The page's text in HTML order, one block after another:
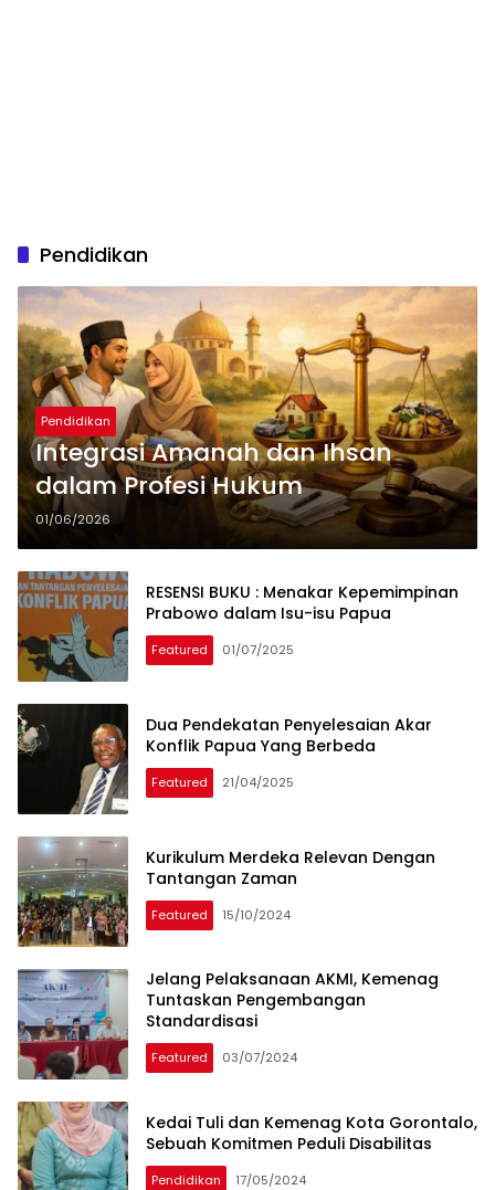
Pendidikan
Pendidikan
Integrasi Amanah dan Ihsan
dalam Profesi Hukum
01/06/2026
RESENSI BUKU : Menakar Kepemimpinan
Prabowo dalam Isu-isu Papua
Featured 01/07/2025
Dua Pendekatan Penyelesaian Akar
Konflik Papua Yang Berbeda
Featured 21/04/2025
Kurikulum Merdeka Relevan Dengan
Tantangan Zaman
Featured 15/10/2024
Jelang Pelaksanaan AKMI, Kemenag
Tuntaskan Pengembangan
Standardisasi
Featured 03/07/2024
Kedai Tuli dan Kemenag Kota Gorontalo,
Sebuah Komitmen Peduli Disabilitas
Pendidikan 17/05/2024